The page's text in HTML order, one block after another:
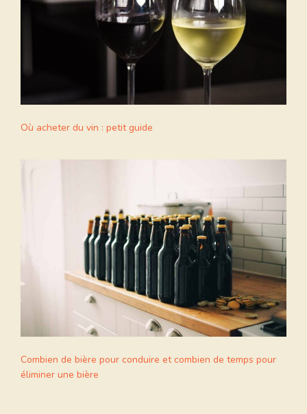
Où acheter du vin : petit guide
Combien de bière pour conduire et combien de temps pour
éliminer une bière